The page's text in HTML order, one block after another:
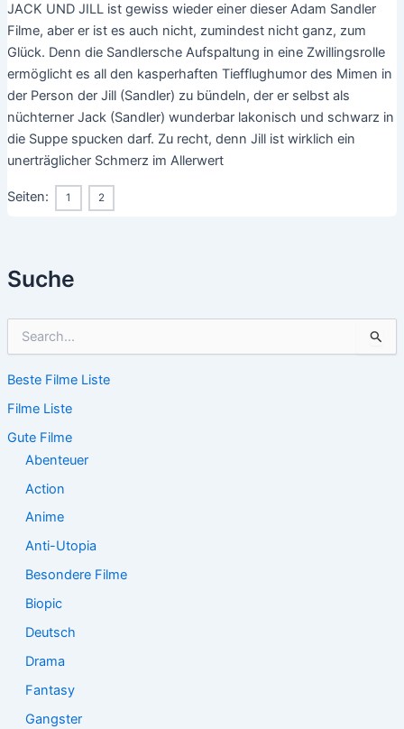
Suche
h
n
n
Beste Filme Liste
Filme Liste
Gute Filme
Abenteuer
Action
Anime
Anti-Utopia
Besondere Filme
Biopic
Deutsch
Drama
Fantasy
Gangster
JACK UND JILL ist gewiss wieder einer dieser Adam Sandler
Filme, aber er ist es auch nicht, zumindest nicht ganz, zum
Glück. Denn die Sandlersche Aufspaltung in eine Zwillingsrolle
ermöglicht es all den kasperhaften Tiefflughumor des Mimen in
der Person der Jill (Sandler) zu bündeln, der er selbst als
nüchterner Jack (Sandler) wunderbar lakonisch und schwarz in
die Suppe spucken darf. Zu recht, denn Jill ist wirklich ein
unerträglicher Schmerz im Allerwert
Seiten: 1 2